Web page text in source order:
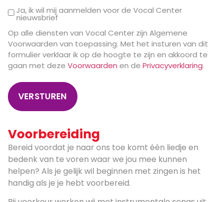
Ja, ik wil mij aanmelden voor de Vocal Center
nieuwsbrief
Op alle diensten van Vocal Center zijn Algemene
Voorwaarden van toepassing. Met het insturen van dit
formulier verklaar ik op de hoogte te zijn en akkoord te
gaan met deze Voorwaarden en de Privacyverklaring.
VERSTUREN
Voorbereiding
Bereid voordat je naar ons toe komt één liedje en
bedenk van te voren waar we jou mee kunnen
helpen? Als je gelijk wil beginnen met zingen is het
handig als je je hebt voorbereid.